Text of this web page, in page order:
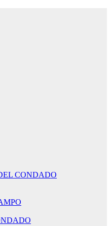
CONDADO